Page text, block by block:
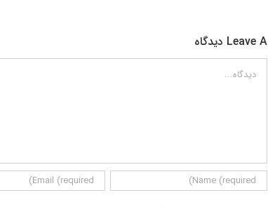
Leave A دیدگاه
دیدگاه